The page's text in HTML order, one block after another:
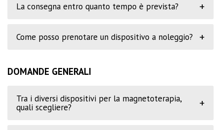
La consegna entro quanto tempo è prevista? +
Come posso prenotare un dispositivo a noleggio? +
DOMANDE GENERALI
Tra i diversi dispositivi per la magnetoterapia,
quali scegliere?
+